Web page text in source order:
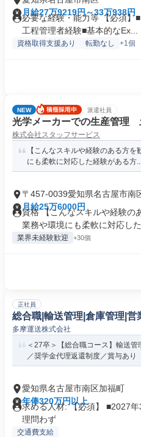
月給27万9219円～33万938円
必要な経験・能力等 【必須】
工程管理者経験■基本的なEx...
資格取得支援あり 転勤なし +1個
NEW 派遣社員
光学メーカーでの生産管理
株式会社スタッフサービス
【こんなスキルや経験のある方
にも柔軟に対応した経験がある方
〒457-0039愛知県名古屋市南
月給25万6000円
資格 【こんなスキルや経験の
業務や環境にも柔軟に対応した
業界未経験歓迎 +30個
正社員
総合職|輸送管理|倉庫管理|営
多摩運送株式会社
＜27卒＞【総合職コース】輸送
／奨学金代理返還制度／賞与あり
愛知県名古屋市南区加福町
年俸320万円以上
求める人材: 【必須】 ■2027
理問わず
交通費支給